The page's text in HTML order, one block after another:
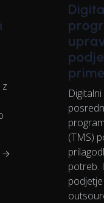
→
(TMS)
potreb.